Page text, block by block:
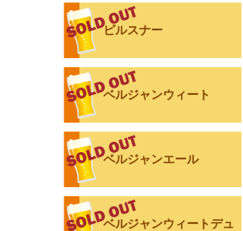
ピルスナー
ベルジャンウィート
ベルジャンエール
ベルジャンウィートデュ